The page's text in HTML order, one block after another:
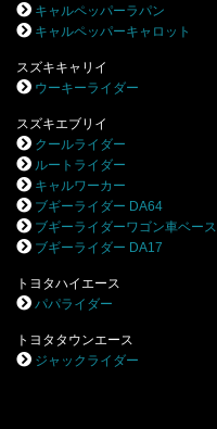
キャルペッパーラパン
キャルペッパーキャロット
スズキキャリイ
ウーキーライダー
スズキエブリイ
クールライダー
ルートライダー
キャルワーカー
ブギーライダー DA64
ブギーライダーワゴン車ベース
ブギーライダー DA17
トヨタハイエース
パパライダー
トヨタタウンエース
ジャックライダー